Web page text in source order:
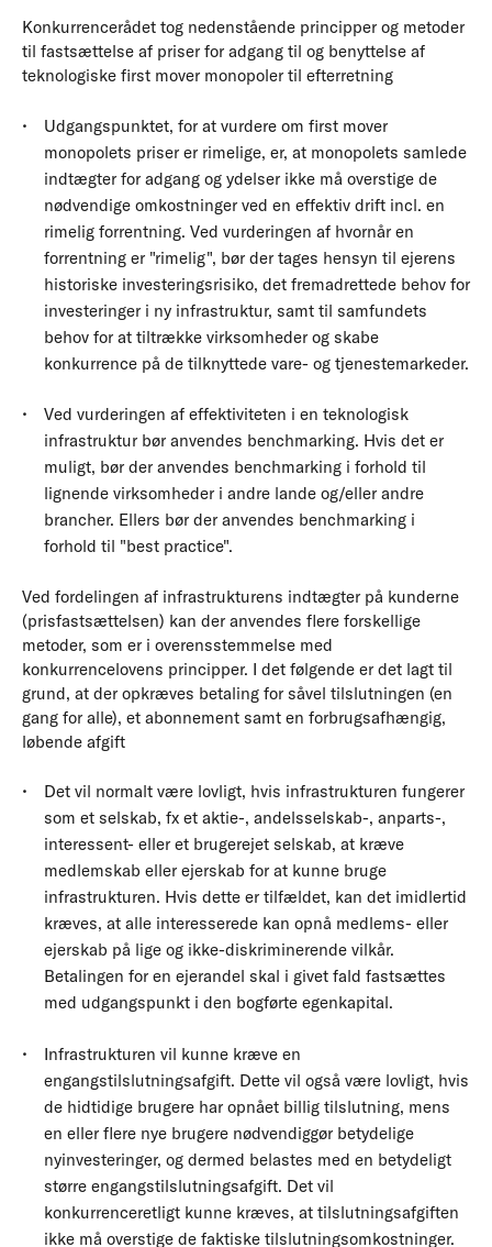
Konkurrencerådet tog nedenstående principper og metoder
til fastsættelse af priser for adgang til og benyttelse af
teknologiske first mover monopoler til efterretning
Udgangspunktet, for at vurdere om first mover
monopolets priser er rimelige, er, at monopolets samlede
indtægter for adgang og ydelser ikke må overstige de
nødvendige omkostninger ved en effektiv drift incl. en
rimelig forrentning. Ved vurderingen af hvornår en
forrentning er "rimelig", bør der tages hensyn til ejerens
historiske investeringsrisiko, det fremadrettede behov for
investeringer i ny infrastruktur, samt til samfundets
behov for at tiltrække virksomheder og skabe
konkurrence på de tilknyttede vare- og tjenestemarkeder.
Ved vurderingen af effektiviteten i en teknologisk
infrastruktur bør anvendes benchmarking. Hvis det er
muligt, bør der anvendes benchmarking i forhold til
lignende virksomheder i andre lande og/eller andre
brancher. Ellers bør der anvendes benchmarking i
forhold til "best practice".
Ved fordelingen af infrastrukturens indtægter på kunderne
(prisfastsættelsen) kan der anvendes flere forskellige
metoder, som er i overensstemmelse med
konkurrencelovens principper. I det følgende er det lagt til
grund, at der opkræves betaling for såvel tilslutningen (en
gang for alle), et abonnement samt en forbrugsafhængig,
løbende afgift
Det vil normalt være lovligt, hvis infrastrukturen fungerer
som et selskab, fx et aktie-, andelsselskab-, anparts-,
interessent- eller et brugerejet selskab, at kræve
medlemskab eller ejerskab for at kunne bruge
infrastrukturen. Hvis dette er tilfældet, kan det imidlertid
kræves, at alle interesserede kan opnå medlems- eller
ejerskab på lige og ikke-diskriminerende vilkår.
Betalingen for en ejerandel skal i givet fald fastsættes
med udgangspunkt i den bogførte egenkapital.
Infrastrukturen vil kunne kræve en
engangstilslutningsafgift. Dette vil også være lovligt, hvis
de hidtidige brugere har opnået billig tilslutning, mens
en eller flere nye brugere nødvendiggør betydelige
nyinvesteringer, og dermed belastes med en betydeligt
større engangstilslutningsafgift. Det vil
konkurrenceretligt kunne kræves, at tilslutningsafgiften
ikke må overstige de faktiske tilslutningsomkostninger.